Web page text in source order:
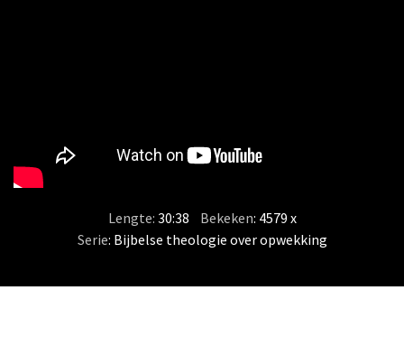
Lengte: 30:38 Bekeken: 4579 x
Serie: Bijbelse theologie over opwekking